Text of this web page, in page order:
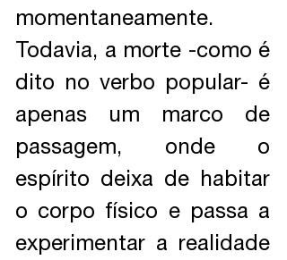
momentaneamente.
Todavia, a morte -como é
dito no verbo popular- é
apenas um marco de
passagem, onde o
espírito deixa de habitar
o corpo físico e passa a
experimentar a realidade